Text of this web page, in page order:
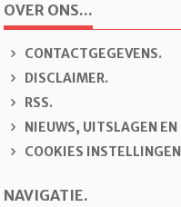
OVER ONS...
CONTACTGEGEVENS.
DISCLAIMER.
RSS.
NIEUWS, UITSLAGEN
COOKIES INSTELLINGEN
NAVIGATIE.